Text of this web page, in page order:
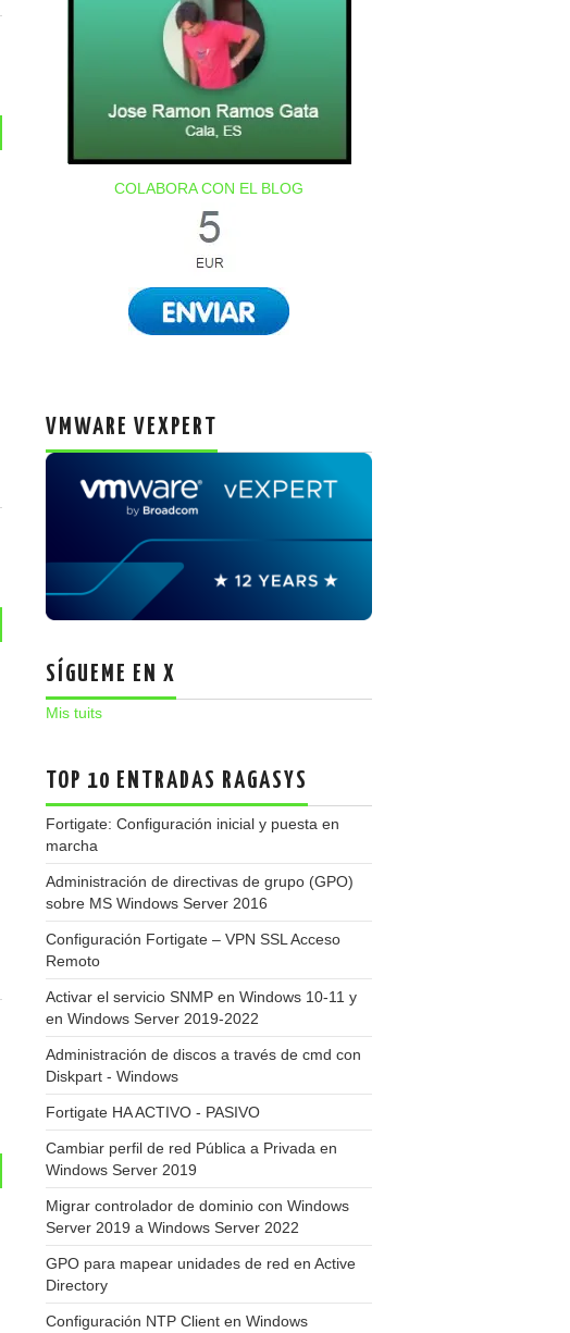
COLABORA CON EL BLOG
VMWARE VEXPERT
SÍGUEME EN X
Mis tuits
TOP 10 ENTRADAS RAGASYS
Fortigate: Configuración inicial y puesta en
marcha
Administración de directivas de grupo (GPO)
sobre MS Windows Server 2016
Configuración Fortigate – VPN SSL Acceso
Remoto
Activar el servicio SNMP en Windows 10-11 y
en Windows Server 2019-2022
Administración de discos a través de cmd con
Diskpart - Windows
Fortigate HA ACTIVO - PASIVO
Cambiar perfil de red Pública a Privada en
Windows Server 2019
Migrar controlador de dominio con Windows
Server 2019 a Windows Server 2022
GPO para mapear unidades de red en Active
Directory
Configuración NTP Client en Windows